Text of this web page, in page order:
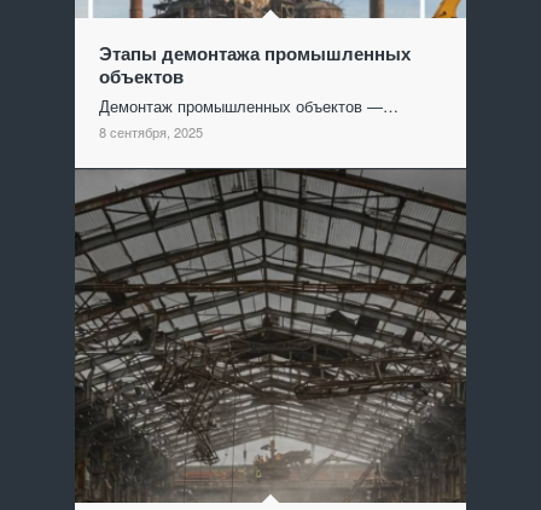
Этапы демонтажа промышленных
объектов
Демонтаж промышленных объектов —…
8 сентября, 2025